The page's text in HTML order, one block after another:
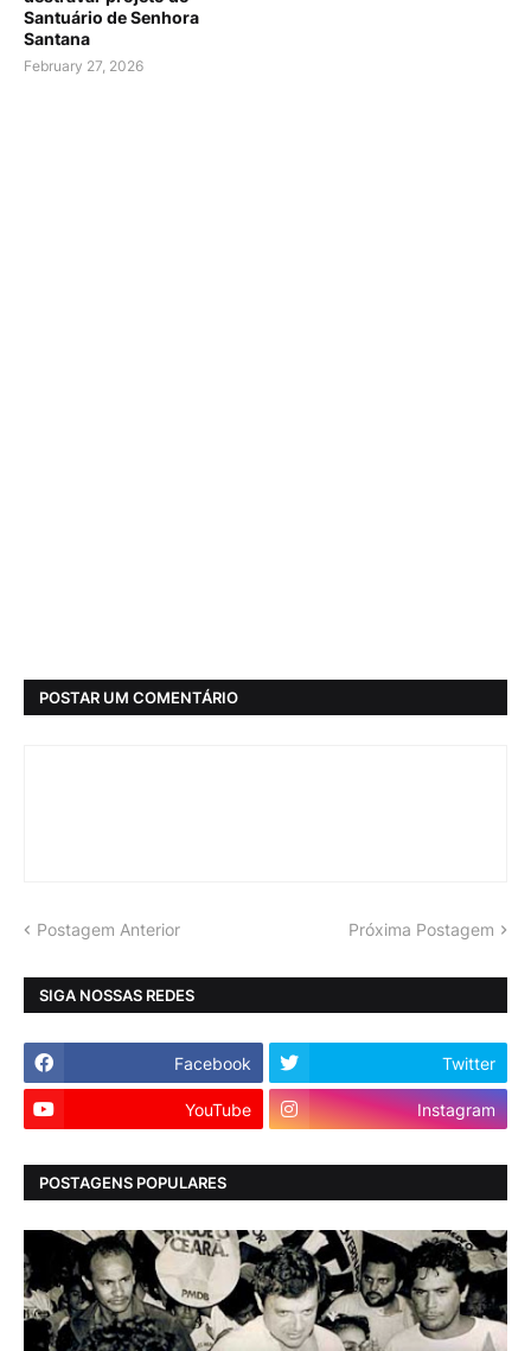
Santuário de Senhora
Santana
February 27, 2026
POSTAR UM COMENTÁRIO
Postagem Anterior Próxima Postagem
SIGA NOSSAS REDES
Facebook Twitter
YouTube Instagram
POSTAGENS POPULARES